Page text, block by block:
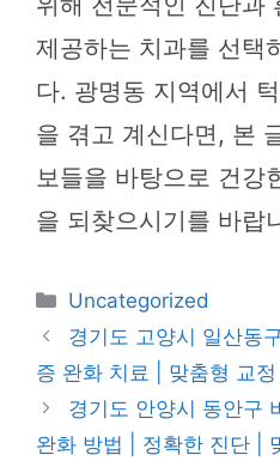
제공하는 치과를 선택
다. 광명동 지역에서
을 겪고 계신다면, 본
보들을 바탕으로 건강
을 되찾으시기를 바랍
카
테
리
Uncategorized
경기도 고양시 일산동
증 완화 치료 | 맞춤형 교
경기도 안양시 동안구
완화 방법 | 정확한 진단 |